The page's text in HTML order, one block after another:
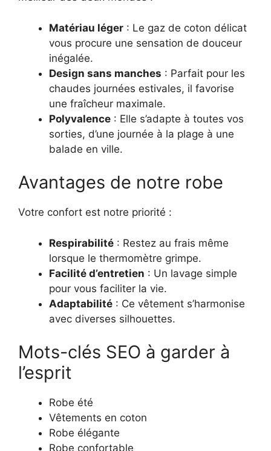
Matériau léger : Le gaz de coton délicat
vous procure une sensation de douceur
inégalée.
Design sans manches : Parfait pour les
chaudes journées estivales, il favorise
une fraîcheur maximale.
Polyvalence : Elle s’adapte à toutes vos
sorties, d’une journée à la plage à une
balade en ville.
Avantages de notre robe
Votre confort est notre priorité :
Respirabilité : Restez au frais même
lorsque le thermomètre grimpe.
Facilité d’entretien : Un lavage simple
pour vous faciliter la vie.
Adaptabilité : Ce vêtement s’harmonise
avec diverses silhouettes.
Mots-clés SEO à garder à
l’esprit
Robe été
Vêtements en coton
Robe élégante
Robe confortable